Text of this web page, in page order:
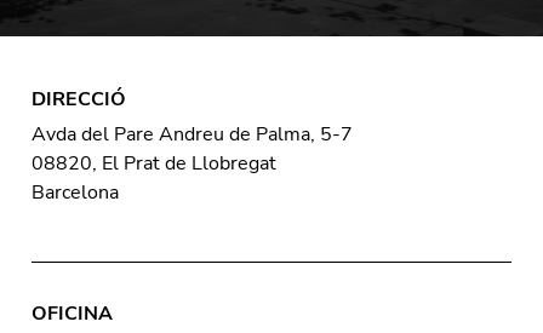
DIRECCIÓ
Avda del Pare Andreu de Palma, 5-7
08820, El Prat de Llobregat
Barcelona
OFICINA